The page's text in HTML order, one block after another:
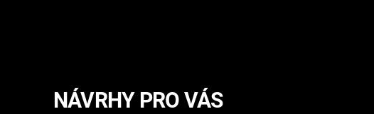
NÁVRHY PRO VÁS